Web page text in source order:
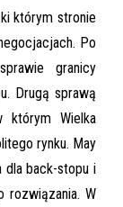
którym stronie
Po
granicy
Drugą sprawą
którym Wielka
rynku. May
dla back-stopu i
rozwiązania. W